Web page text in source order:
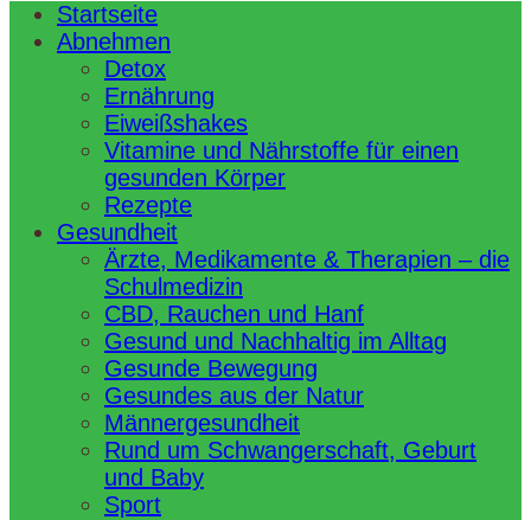
Startseite
Abnehmen
Detox
Ernährung
Eiweißshakes
Vitamine und Nährstoffe für einen
gesunden Körper
Rezepte
Gesundheit
Ärzte, Medikamente & Therapien – die
Schulmedizin
CBD, Rauchen und Hanf
Gesund und Nachhaltig im Alltag
Gesunde Bewegung
Gesundes aus der Natur
Männergesundheit
Rund um Schwangerschaft, Geburt
und Baby
Sport